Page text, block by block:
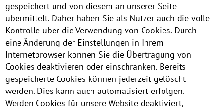
gespeichert und von diesem an unserer Seite
übermittelt. Daher haben Sie als Nutzer auch die volle
Kontrolle über die Verwendung von Cookies. Durch
eine Änderung der Einstellungen in Ihrem
Internetbrowser können Sie die Übertragung von
Cookies deaktivieren oder einschränken. Bereits
gespeicherte Cookies können jederzeit gelöscht
werden. Dies kann auch automatisiert erfolgen.
Werden Cookies für unsere Website deaktiviert,